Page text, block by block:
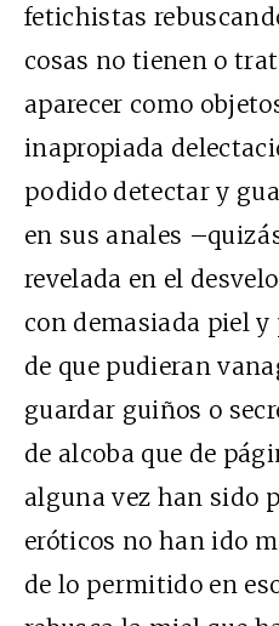
fetichistas
cosas no tienen o
aparecer como
inapropiada
podido detectar y
en sus anales
revelada en el
con demasiada piel
de que pudieran
guardar guiños o
de alcoba que de
alguna vez han sido
eróticos no han ido
de lo permitido en